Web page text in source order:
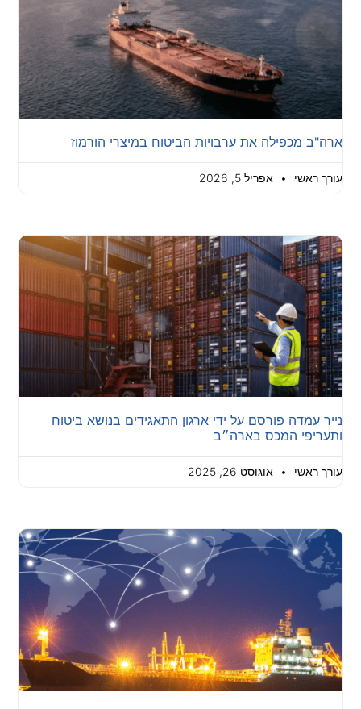
ארה"ב מכפילה את ערבויות הביטוח במיצרי הורמוז
עורך ראשי אפריל 5, 2026
נייר עמדה פורסם על ידי ארגון התאגידים בנושא ביטוח
ותעריפי המכס בארה״ב
עורך ראשי אוגוסט 26, 2025